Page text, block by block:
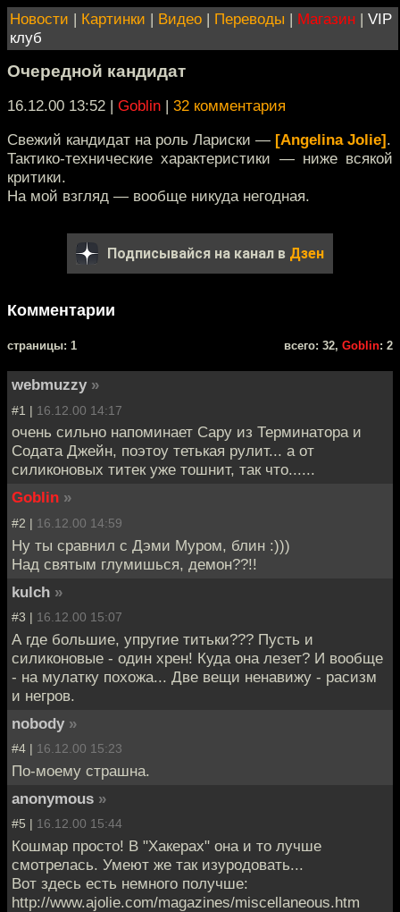
Новости | Картинки | Видео | Переводы | Магазин | VIP
клуб
Очередной кандидат
16.12.00 13:52 | Goblin | 32 комментария
Свежий кандидат на роль Лариски — [Angelina Jolie].
Тактико-технические характеристики — ниже всякой
критики.
На мой взгляд — вообще никуда негодная.
Подписывайся на канал в Дзен
Комментарии
cтраницы: 1 всего: 32, Goblin: 2
webmuzzy »
#1 | 16.12.00 14:17
очень сильно напоминает Сару из Терминатора и
Содата Джейн, поэтоу тетькая рулит... а от
силиконовых титек уже тошнит, так что......
Goblin »
#2 | 16.12.00 14:59
Ну ты сравнил с Дэми Муром, блин :)))
Над святым глумишься, демон??!!
kulch »
#3 | 16.12.00 15:07
А где большие, упругие титьки??? Пусть и
силиконовые - один хрен! Куда она лезет? И вообще
- на мулатку похожа... Две вещи ненавижу - расизм
и негров.
nobody »
#4 | 16.12.00 15:23
По-моему страшна.
anonymous »
#5 | 16.12.00 15:44
Кошмар просто! В "Хакерах" она и то лучше
смотрелась. Умеют же так изуродовать...
Вот здесь есть немного получше:
http://www.ajolie.com/magazines/miscellaneous.htm